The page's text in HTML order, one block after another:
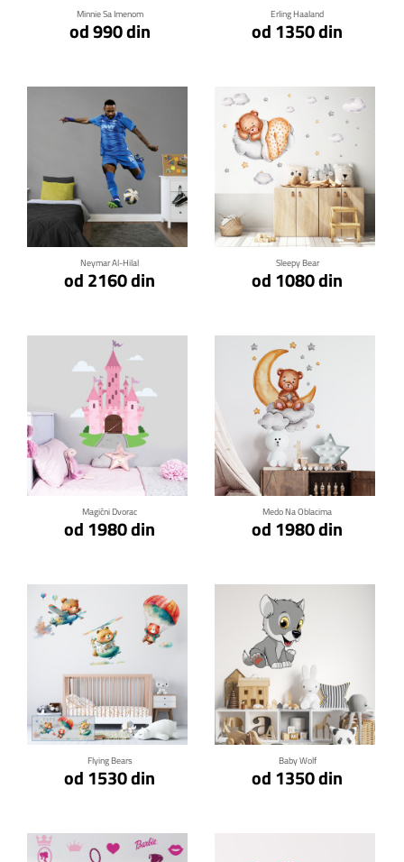
Minnie Sa Imenom
od 990 din
Erling Haaland
od 1350 din
Neymar Al-Hilal
od 2160 din
Klikni za detalje
Sleepy Bear
od 1080 din
Klikni za detalje
Magični Dvorac
od 1980 din
Klikni za detalje
Medo Na Oblacima
od 1980 din
Klikni za detalje
Flying Bears
od 1530 din
Klikni za detalje
Baby Wolf
od 1350 din
Klikni za detalje